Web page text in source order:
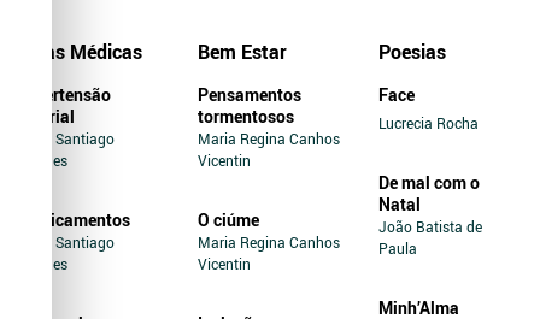
Dicas Médicas
Hipertensão
Arterial
Jairo Santiago
Novaes
Medicamentos
Jairo Santiago
Novaes
Bem Estar
Pensamentos
tormentosos
Maria Regina Canhos
Vicentin
O ciúme
Maria Regina Canhos
Vicentin
Poesias
Face
Lucrecia Rocha
De mal com o
Natal
João Batista de
Paula
Minh’Alma